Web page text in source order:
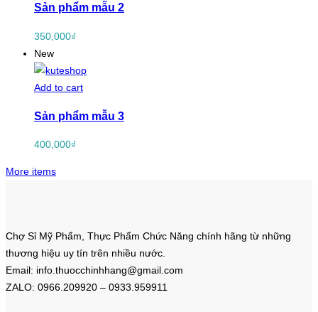
Sản phẩm mẫu 2
350,000₫
New
Add to cart
Sản phẩm mẫu 3
400,000₫
More items
Chợ Sỉ Mỹ Phẩm, Thực Phẩm Chức Năng chính hãng từ những
thương hiệu uy tín trên nhiều nước.
Email: info.thuocchinhhang@gmail.com
ZALO: 0966.209920 – 0933.959911